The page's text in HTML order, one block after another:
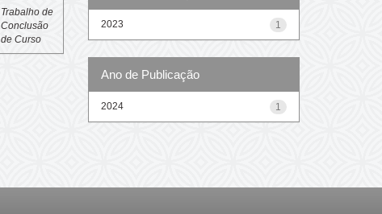
Trabalho de
Conclusão
de Curso
1
2023
Ano de Publicação
1
2024